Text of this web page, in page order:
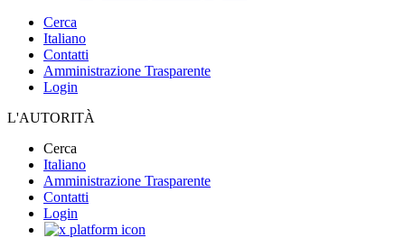
Cerca
Italiano
Contatti
Amministrazione Trasparente
Login
L'AUTORITÀ
Cerca
Italiano
Amministrazione Trasparente
Contatti
Login